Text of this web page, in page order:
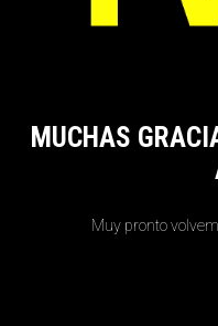
MUCHAS
Muy pronto